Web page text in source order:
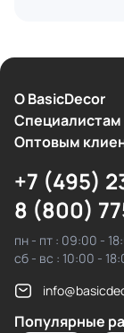
О BasicDecor
Cпециалистам
Оптовым
+7 (495)
8 (800)
пн - пт : 09:00 -
сб - вс : 10:00 -
Популярные